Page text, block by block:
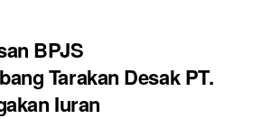
BPJS
Tarakan Desak PT.
Iuran